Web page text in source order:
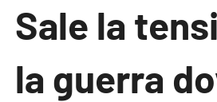
Sale la
la guerra